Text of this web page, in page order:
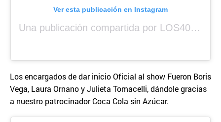
Ver esta publicación en Instagram
Una publicación compartida por LOS40 Panamá (@los40panama)
Los encargados de dar inicio Oficial al show Fueron Boris
Vega, Laura Ornano y Julieta Tomacelli, dándole gracias
a nuestro patrocinador Coca Cola sin Azúcar.